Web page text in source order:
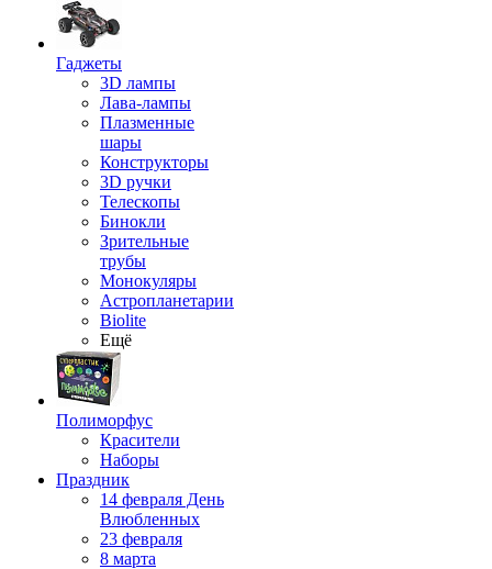
Гаджеты
3D лампы
Лава-лампы
Плазменные
шары
Конструкторы
3D ручки
Телескопы
Бинокли
Зрительные
трубы
Монокуляры
Астропланетарии
Biolite
Ещё
Полиморфус
Красители
Наборы
Праздник
14 февраля День
Влюбленных
23 февраля
8 марта